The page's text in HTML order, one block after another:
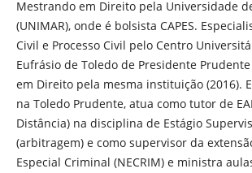
Mestrando em Direito pela Universidade
(UNIMAR), onde é bolsista CAPES.
Civil e Processo Civil pelo Centro
Eufrásio de Toledo de Presidente
em Direito pela mesma instituição (2016).
na Toledo Prudente, atua como tutor de
Distância) na disciplina de Estágio
(arbitragem) e como supervisor da
Especial Criminal (NECRIM) e ministra